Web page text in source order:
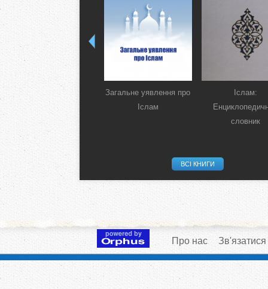
Загальне уявлення про
Іслам
Іслам:
словник
ВСІ КНИГИ
Про нас